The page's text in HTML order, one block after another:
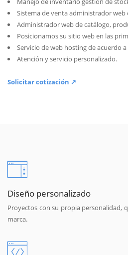
Sistema de venta administrador web
Administrador web de catálogo,
Posicionamos su sitio web en las
Servicio de web hosting de acuerdo a
Atención y servicio personalizado.
Solicitar cotización ↗
Diseño personalizado
Proyectos con su propia personalidad,
marca.